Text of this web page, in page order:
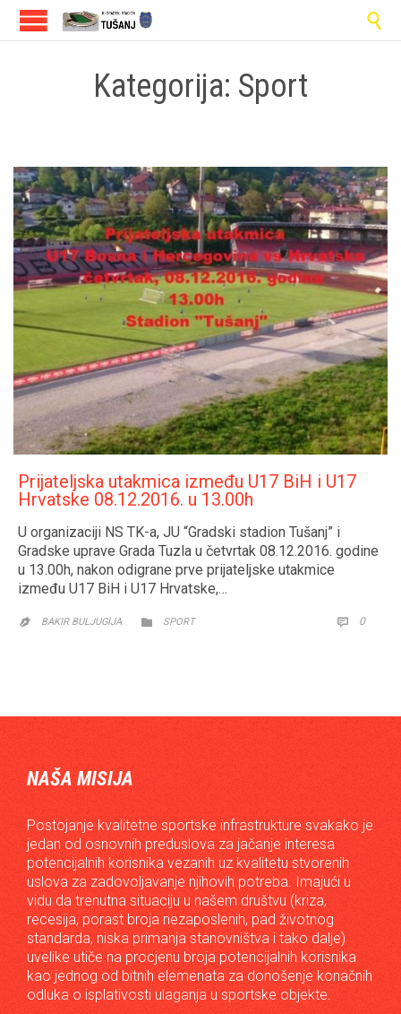

Kategorija: Sport
Prijateljska utakmica između U17 BiH i U17
Hrvatske 08.12.2016. u 13.00h
U organizaciji NS TK-a, JU “Gradski stadion Tušanj” i
Gradske uprave Grada Tuzla u četvrtak 08.12.2016. godine
u 13.00h, nakon odigrane prve prijateljske utakmice
između U17 BiH i U17 Hrvatske,…
 BAKIR BULJUGIJA  CATEGORY
SPORT  0
NAŠA MISIJA
Postojanje kvalitetne sportske infrastrukture svakako je
jedan od osnovnih preduslova za jačanje interesa
potencijalnih korisnika vezanih uz kvalitetu stvorenih
uslova za zadovoljavanje njihovih potreba. Imajući u
vidu da trenutna situaciju u našem društvu (kriza,
recesija, porast broja nezaposlenih, pad životnog
standarda, niska primanja stanovništva i tako dalje)
uvelike utiče na procjenu broja potencijalnih korisnika
kao jednog od bitnih elemenata za donošenje konačnih
odluka o isplativosti ulaganja u sportske objekte.